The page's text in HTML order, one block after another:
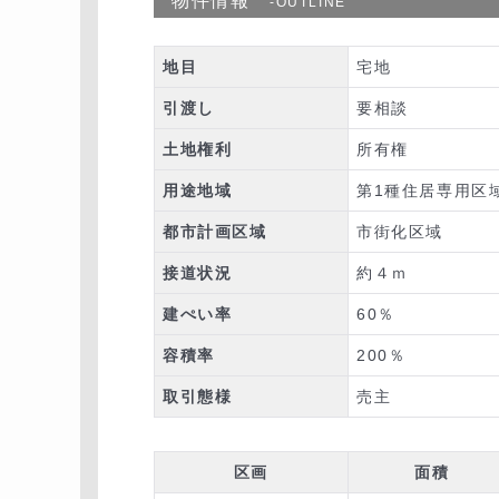
地目 宅地
引渡し 要相談
土地権利 所有権
用途地域 第1種住居専用区
都市計画区域 市街化区域
接道状況 約４ｍ
建ぺい率 60％
容積率 200％
取引態様 売主
区画 面積